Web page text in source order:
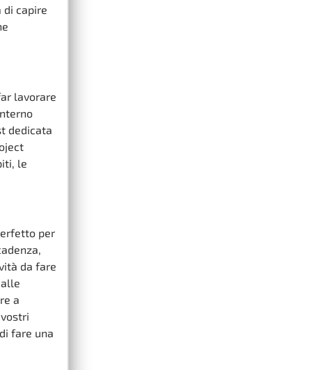
capire
lavorare
dedicata
le
per
da fare
a
fare una